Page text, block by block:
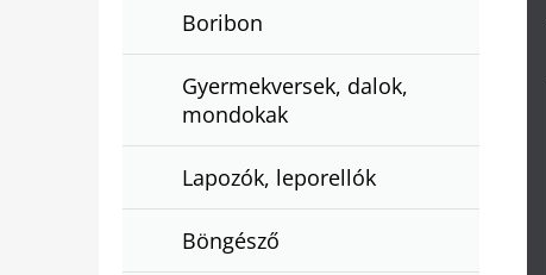
Boribon
Gyermekversek, dalok,
mondokak
Lapozók, leporellók
Böngésző